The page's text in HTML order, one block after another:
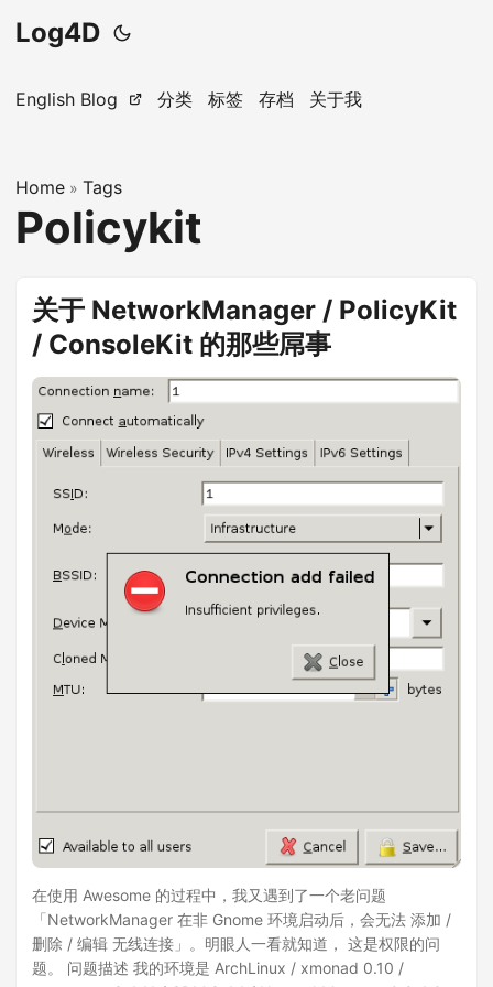
Log4D
English Blog 分类 标签 存档 关于我
Home » Tags
Policykit
关于 NetworkManager / PolicyKit
/ ConsoleKit 的那些屌事
在使用 Awesome 的过程中，我又遇到了一个老问题
「NetworkManager 在非 Gnome 环境启动后，会无法 添加 /
删除 / 编辑 无线连接」。明眼人一看就知道， 这是权限的问
题。 问题描述 我的环境是 ArchLinux / xmonad 0.10 /